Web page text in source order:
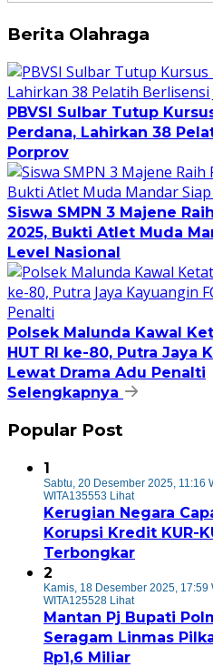
Berita Olahraga
PBVSI Sulbar Tutup
Perdana, Lahirkan 38
Porprov
Siswa SMPN 3 Majene
2025, Bukti Atlet Muda
Level Nasional
Polsek Malunda Kawal
HUT RI ke-80, Putra Jaya
Lewat Drama Adu Penalti
Selengkapnya
Popular Post
1
Sabtu, 20 Desember 2025, 11:16
WITA135553 Lihat
Kerugian Negara
Korupsi Kredit KUR-
Terbongkar
2
Kamis, 18 Desember 2025, 17:59
WITA125528 Lihat
Mantan Pj Bupati
Seragam Linmas
Rp1,6 Miliar